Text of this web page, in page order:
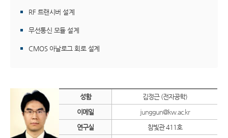
RF 트랜시버 설계
무선통신 모듈 설계
CMOS 아날로그 회로 설계
성함
김정근 (전자공학)
이메일
junggun@kw.ac.kr
연구실
참빛관 411호